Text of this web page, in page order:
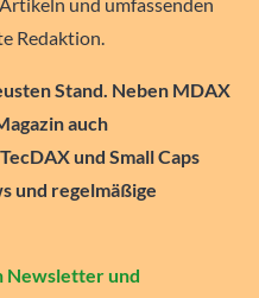
und umfassenden
Redaktion.
Stand. Neben MDAX
auch
und Small Caps
und regelmäßige
Newsletter und